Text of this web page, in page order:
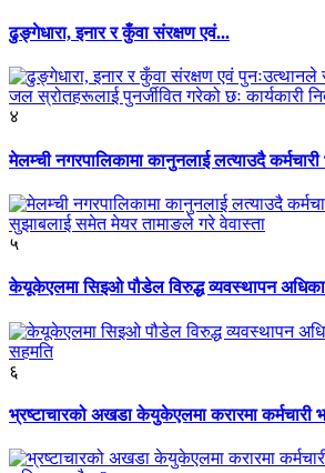
ढुङ्गेधारा, इनार र कुँवा संरक्षण एवं...
४
मेलम्ची नगरपालिकामा कानुनलाई लत्याउदै कर्मचारी
५
केयूकेएलमा सिइओ पौडेल विरुद्ध व्यवस्थापन
६
भ्रष्टाचारको अखडा केयुकेएलमा करारमा कर्मचारी